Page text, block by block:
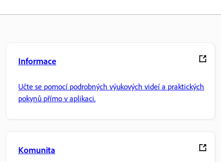
Informace
Učte se pomocí podrobných výukových videí a praktických
pokynů přímo v aplikaci.
Komunita